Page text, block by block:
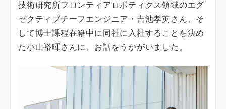
技術研究所フロンティアロボティクス領域のエグ
ゼクティブチーフエンジニア・吉池孝英さん、そ
して博士課程在籍中に同社に入社することを決め
た小山裕暉さんに、お話をうかがいました。